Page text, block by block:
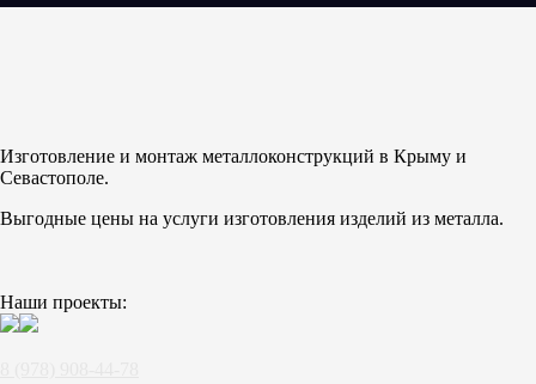
Изготовление и монтаж металлоконструкций в Крыму и
Севастополе.
Выгодные цены на услуги изготовления изделий из металла.
Наши проекты: